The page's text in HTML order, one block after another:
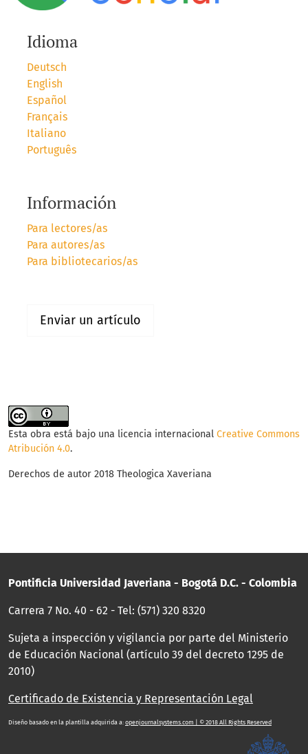
Idioma
Deutsch
English
Español
Français
Italiano
Português
Información
Para lectores/as
Para autores/as
Para bibliotecarios/as
Enviar un artículo
Esta obra está bajo una licencia internacional Creative Commons
Atribución 4.0.
Derechos de autor 2018 Theologica Xaveriana
Pontificia Universidad Javeriana - Bogotá D.C. - Colombia
Carrera 7 No. 40 - 62 - Tel: (571) 320 8320
Sujeta a inspección y vigilancia por parte del Ministerio
de Educación Nacional (artículo 39 del decreto 1295 de
2010)
Certificado de Existencia y Representación Legal
Diseño basado en la plantilla adquirida a: openjournalsystems.com | © 2018 All Rights Reserved